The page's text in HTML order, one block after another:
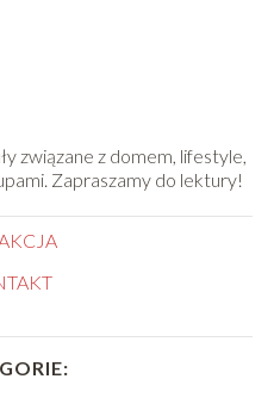
związane z domem, lifestyle,
Zapraszamy do lektury!